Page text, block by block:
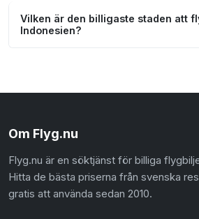
Vilken är den billigaste staden att
Indonesien?
Om Flyg.nu
Flyg.nu är en söktjänst för billiga
Hitta de bästa priserna från svenska
gratis att använda sedan 2010.